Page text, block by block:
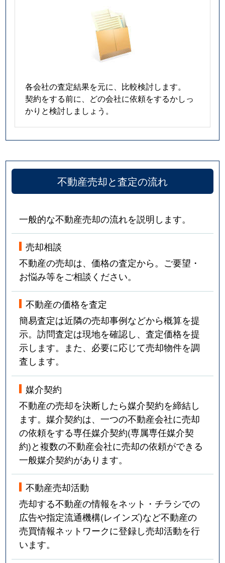
各会社の査定結果を元に、比較検討します。
契約をする前に、どの会社に依頼をするかしっ
かりと検討しましょう。
不動産売却と査定の流れ
一般的な不動産売却の流れを説明します。
売却相談
不動産の売却は、価格の査定から。ご要望・
お悩み等をご相談ください。
不動産の価格を査定
簡易査定は近隣の売却事例などから概算を提
示。訪問査定は現地を確認し、査定価格を提
示します。また、必要に応じて売却物件を調
査します。
媒介契約
不動産の売却を決断したら媒介契約を締結し
ます。媒介契約は、一つの不動産会社に売却
の依頼をする専任媒介契約(専属専任媒介契
約)と複数の不動産会社に売却の依頼ができる
一般媒介契約があります。
不動産売却活動
売却する不動産の情報をネット・チラシでの
広告や指定流通機構(レインズ)など不動産の
売買情報ネットワークに登録し売却活動を行
います。